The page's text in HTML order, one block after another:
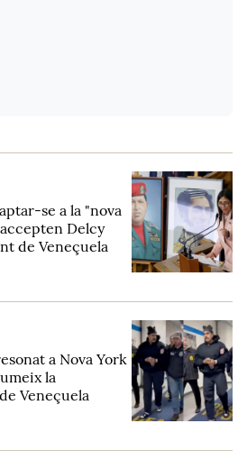
se a la "nova
Delcy
de Veneçuela
a Nova York
la
Veneçuela